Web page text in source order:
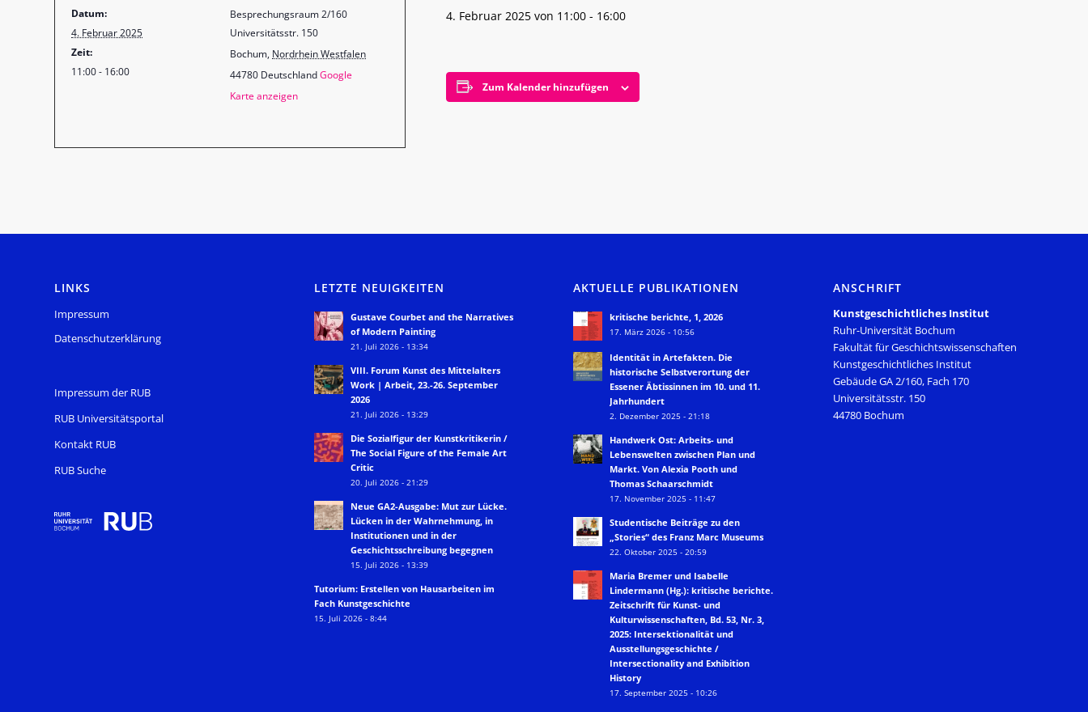
4. Februar 2025 von 11:00 - 16:00
Zum Kalender hinzufügen
Datum:
4. Februar 2025
Zeit:
11:00 - 16:00
Besprechungsraum 2/160
Universitätsstr. 150
Bochum, Nordrhein Westfalen
44780 DeutschlandGoogle
Karte anzeigen
LINKS
Impressum
Datenschutzerklärung
Impressum der RUB
RUB Universitätsportal
Kontakt RUB
RUB Suche
LETZTE NEUIGKEITEN
Gustave Courbet and the Narratives
of Modern Painting
21. Juli 2026 - 13:34
VIII. Forum Kunst des Mittelalters
Work | Arbeit, 23.-26. September
2026
21. Juli 2026 - 13:29
Die Sozialfigur der Kunstkritikerin /
The Social Figure of the Female Art
Critic
20. Juli 2026 - 21:29
Neue GA2-Ausgabe: Mut zur Lücke.
Lücken in der Wahrnehmung, in
Institutionen und in der
Geschichtsschreibung begegnen
15. Juli 2026 - 13:39
Tutorium: Erstellen von Hausarbeiten im
Fach Kunstgeschichte
15. Juli 2026 - 8:44
AKTUELLE PUBLIKATIONEN
kritische berichte, 1, 2026
17. März 2026 - 10:56
Identität in Artefakten. Die
historische Selbstverortung der
Essener Äbtissinnen im 10. und 11.
Jahrhundert
2. Dezember 2025 - 21:18
Handwerk Ost: Arbeits- und
Lebenswelten zwischen Plan und
Markt. Von Alexia Pooth und
Thomas Schaarschmidt
17. November 2025 - 11:47
Studentische Beiträge zu den
„Stories“ des Franz Marc Museums
22. Oktober 2025 - 20:59
Maria Bremer und Isabelle
Lindermann (Hg.): kritische berichte.
Zeitschrift für Kunst- und
Kulturwissenschaften, Bd. 53, Nr. 3,
2025: Intersektionalität und
Ausstellungsgeschichte /
Intersectionality and Exhibition
History
17. September 2025 - 10:26
ANSCHRIFT
Kunstgeschichtliches Institut
Ruhr-Universität Bochum
Fakultät für Geschichtswissenschaften
Kunstgeschichtliches Institut
Gebäude GA 2/160, Fach 170
Universitätsstr. 150
44780 Bochum